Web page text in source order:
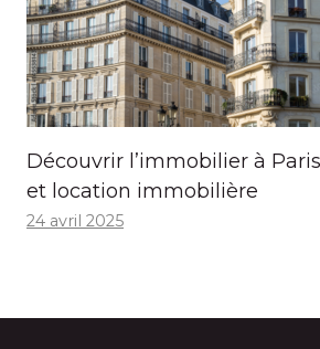
Découvrir l’immobilier à
et location immobilière
24 avril 2025